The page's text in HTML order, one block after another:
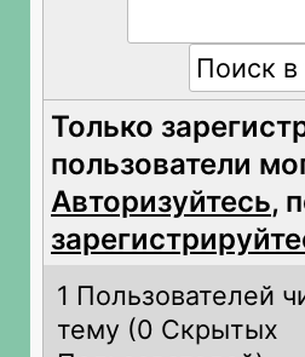
Только
пользователи
Авторизуйтесь,
1 Пользователей
тему (0 Скрытых